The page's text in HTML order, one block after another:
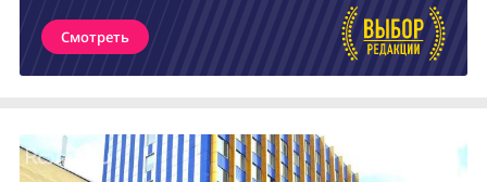
Смотреть